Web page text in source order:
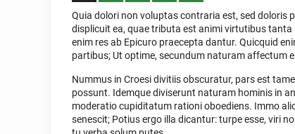
Quia dolori non voluptas contraria est, sed doloris
displicuit ea, quae tributa est animi virtutibus
enim res ab Epicuro praecepta dantur. Quicquid
partibus; Ut optime, secundum naturam affectum
Nummus in Croesi divitiis obscuratur, pars est
possunt. Idemque diviserunt naturam hominis in
moderatio cupiditatum rationi oboediens. Immo
senescit; Potius ergo illa dicantur: turpe esse, viri